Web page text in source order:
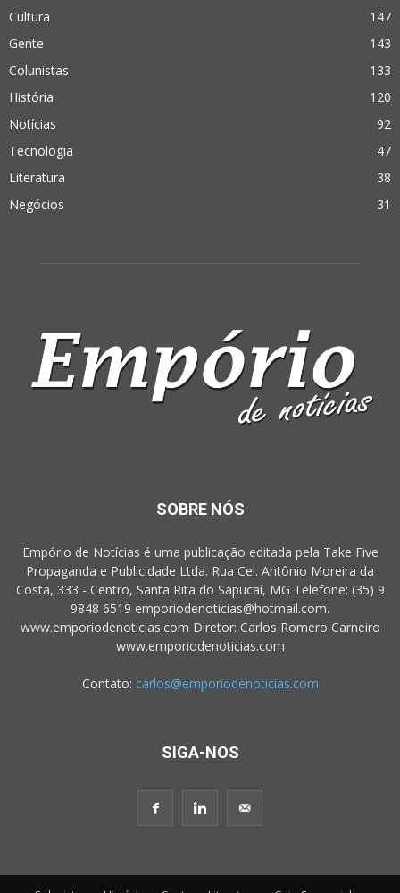
Cultura
147
Gente
143
Colunistas
133
História
120
Notícias
92
Tecnologia
47
Literatura
38
Negócios
31
SOBRE NÓS
Empório de Notícias é uma publicação editada pela Take Five
Propaganda e Publicidade Ltda. Rua Cel. Antônio Moreira da
Costa, 333 - Centro, Santa Rita do Sapucaí, MG Telefone: (35) 9
9848 6519 emporiodenoticias@hotmail.com.
www.emporiodenoticias.com Diretor: Carlos Romero Carneiro
www.emporiodenoticias.com
Contato: carlos@emporiodenoticias.com
SIGA-NOS